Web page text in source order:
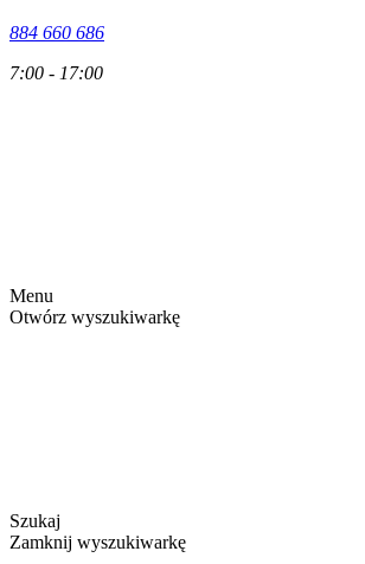
884 660 686
7:00 - 17:00
Menu
Otwórz wyszukiwarkę
Szukaj
Zamknij wyszukiwarkę